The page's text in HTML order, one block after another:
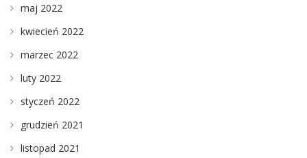
maj 2022
kwiecień 2022
marzec 2022
luty 2022
styczeń 2022
grudzień 2021
listopad 2021